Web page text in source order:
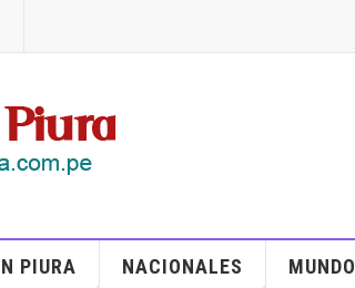
PIURA NACIONALES MUNDO